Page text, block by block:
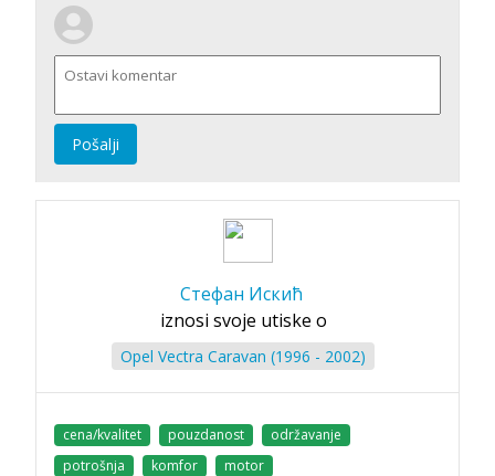
Pošalji
Стефан Искић
iznosi svoje utiske o
Opel Vectra Caravan (1996 - 2002)
cena/kvalitet pouzdanost
održavanje
potrošnja
komfor motor